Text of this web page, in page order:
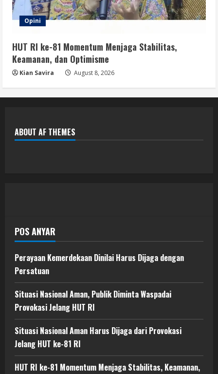
Opini
HUT RI ke-81 Momentum Menjaga Stabilitas,
Keamanan, dan Optimisme
Kian Savira August 8, 2026
ABOUT AF THEMES
POS ANYAR
Perayaan Kemerdekaan Dinilai Harus Dijaga dengan
Persatuan
Situasi Nasional Aman, Publik Diminta Waspadai
Provokasi Jelang HUT RI
Situasi Nasional Aman Harus Dijaga dari Provokasi
Jelang HUT ke-81 RI
HUT RI ke-81 Momentum Menjaga Stabilitas, Keamanan,